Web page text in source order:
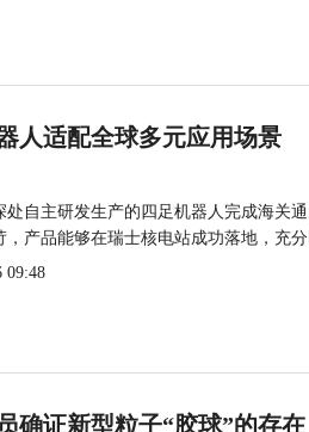
人适配全球多元应用场景
处自主研发生产的四足机器人完成海关
，产品能够在瑞士核电站成功落地，充
09:48
确证新型粒子“胶球”的存在